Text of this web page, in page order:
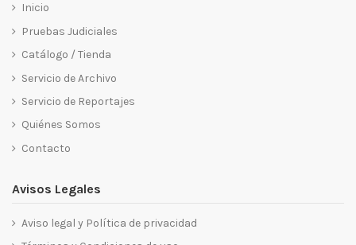
Inicio
Pruebas Judiciales
Catálogo / Tienda
Servicio de Archivo
Servicio de Reportajes
Quiénes Somos
Contacto
Avisos Legales
Aviso legal y Política de privacidad